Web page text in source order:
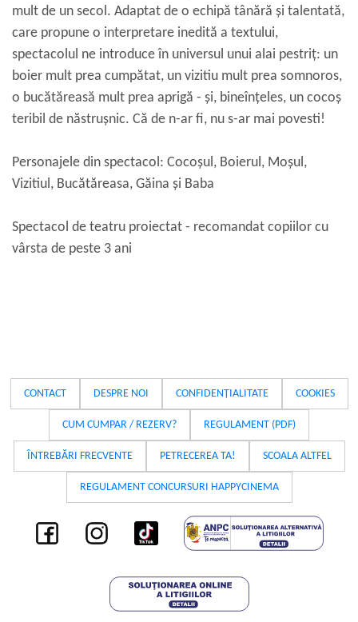
mult de un secol. Adaptat de o echipă tânără și talentată,
care propune o interpretare inedită a textului,
spectacolul ne introduce în universul unui alai pestriț: un
boier mult prea cumpătat, un vizitiu mult prea somnoros,
o bucătăreasă mult prea aprigă - și, bineînțeles, un cocoș
teribil de năstrușnic. Că de n-ar fi, nu s-ar mai povesti!
Personajele din spectacol: Cocoșul, Boierul, Moșul,
Vizitiul, Bucătăreasa, Găina și Baba
Spectacol de teatru proiectat - recomandat copiilor cu
vârsta de peste 3 ani
CONTACT DESPRE NOI CONFIDENȚIALITATE COOKIES
CUM CUMPAR / REZERV? REGULAMENT (PDF)
ÎNTREBĂRI FRECVENTE PETRECEREA TA! SCOALA ALTFEL
REGULAMENT CONCURSURI HAPPYCINEMA